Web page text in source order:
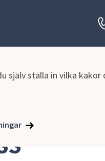
själv ställa in vilka kakor